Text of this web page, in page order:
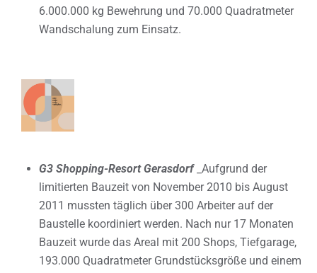
6.000.000 kg Bewehrung und 70.000 Quadratmeter
Wandschalung zum Einsatz.
G3 Shopping-Resort Gerasdorf_Aufgrund der
limitierten Bauzeit von November 2010 bis August
2011 mussten täglich über 300 Arbeiter auf der
Baustelle koordiniert werden. Nach nur 17 Monaten
Bauzeit wurde das Areal mit 200 Shops, Tiefgarage,
193.000 Quadratmeter Grundstücksgröße und einem